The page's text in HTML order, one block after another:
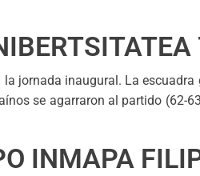
jornada inaugural. La
se agarraron al partido (62-
INMAPA